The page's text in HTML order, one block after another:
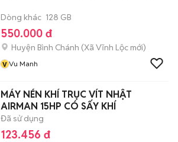
Dòng khác 128 GB
550.000 đ
Huyện Bình Chánh (Xã Vĩnh Lộc mới)
v Vu Manh
MÁY NÉN KHÍ TRỤC VÍT NHẬT
AIRMAN 15HP CÓ SẤY KHÍ
Đã sử dụng
123.456 đ